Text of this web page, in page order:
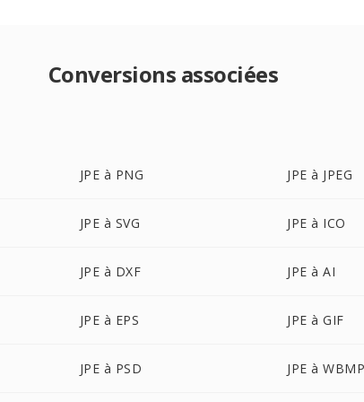
Conversions associées
JPE à PNG JPE à JPEG
JPE à SVG JPE à ICO
JPE à DXF JPE à AI
JPE à EPS JPE à GIF
JPE à PSD JPE à